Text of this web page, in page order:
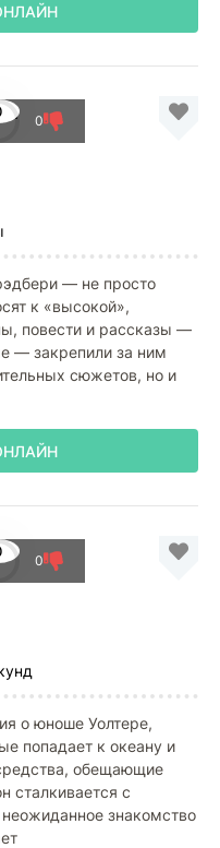
0
— не просто
к «высокой»,
повести и рассказы —
— закрепили за ним
сюжетов, но и
0
о юноше Уолтере,
попадает к океану и
обещающие
сталкивается с
знакомство